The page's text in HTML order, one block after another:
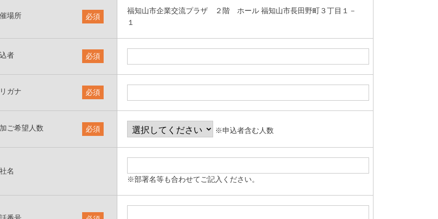
必須
場所
福知山市企業交流プラザ ２階 ホール 福知山市長田野町３丁目１－
１
必須
者
必須
ガナ
必須
ご希望人数 ※申込者含む人数
名
※部署名等も合わせてご記入ください。